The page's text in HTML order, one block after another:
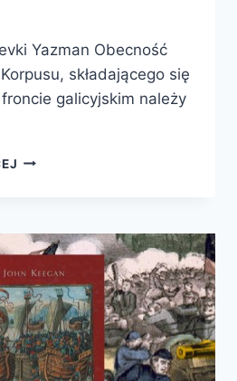
Yazman Obecność
składającego się
galicyjskim należy
GDZIEŻ
PANIE
DOWÓDCO?